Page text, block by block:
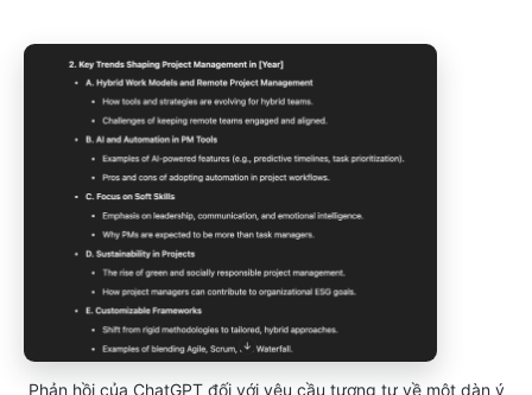
Phản hồi của ChatGPT đối với yêu cầu tương tự về một dàn ý